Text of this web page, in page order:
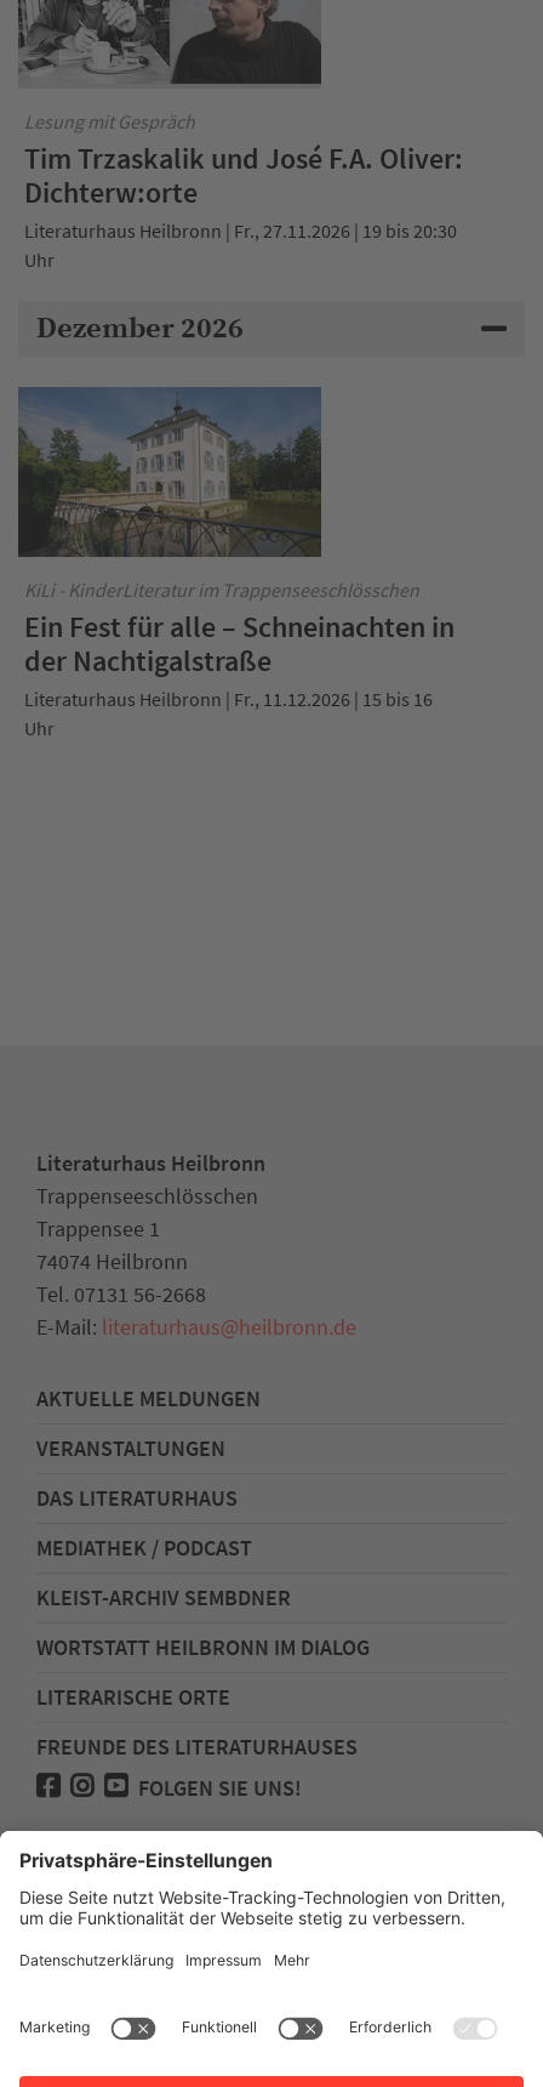
Lesung mit Gespräch
Tim Trzaskalik und José F.A. Oliver:
Dichterw:orte
Literaturhaus Heilbronn | Fr., 27.11.2026 | 19 bis 20:30
Uhr
Dezember 2026
KiLi - KinderLiteratur im Trappenseeschlösschen
Ein Fest für alle – Schneinachten in
der Nachtigalstraße
Literaturhaus Heilbronn | Fr., 11.12.2026 | 15 bis 16
Uhr
Literaturhaus Heilbronn
Trappenseeschlösschen
Trappensee 1
74074 Heilbronn
Tel. 07131 56-2668
E-Mail: literaturhaus@heilbronn.de
AKTUELLE MELDUNGEN
VERANSTALTUNGEN
DAS LITERATURHAUS
MEDIATHEK / PODCAST
KLEIST-ARCHIV SEMBDNER
WORTSTATT HEILBRONN IM DIALOG
LITERARISCHE ORTE
FREUNDE DES LITERATURHAUSES
FOLGEN SIE UNS!
Impressum
Anfahrt
Datenschutz
Barrierefreiheit
Literaturhauses